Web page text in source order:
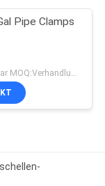
Pipe Clamps